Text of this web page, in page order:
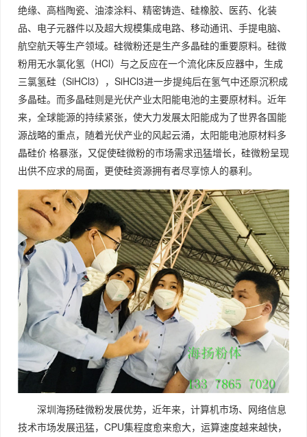
绝缘、高档陶瓷、油漆涂料、精密铸造、硅橡胶、医药、化装
品、电子元器件以及超大规模集成电路、移动通讯、手提电脑、
航空航天等生产领域。硅微粉还是生产多晶硅的重要原料。硅微
粉用无水氯化氢（HCl）与之反应在一个流化床反应器中，生成
三氯氢硅（SiHCl3），SiHCl3进一步提纯后在氢气中还原沉积成
多晶硅。而多晶硅则是光伏产业太阳能电池的主要原材料。近年
来，全球能源的持续紧张，使大力发展太阳能成为了世界各国能
源战略的重点，随着光伏产业的风起云涌，太阳能电池原材料多
晶硅价 格暴涨，又促使硅微粉的市场需求迅猛增长，硅微粉呈现
出供不应求的局面，更使硅资源拥有者尽享惊人的暴利。
深圳海扬硅微粉发展优势，近年来，计算机市场、网络信息
技术市场发展迅猛，CPU集程度愈来愈大，运算速度越来越快，